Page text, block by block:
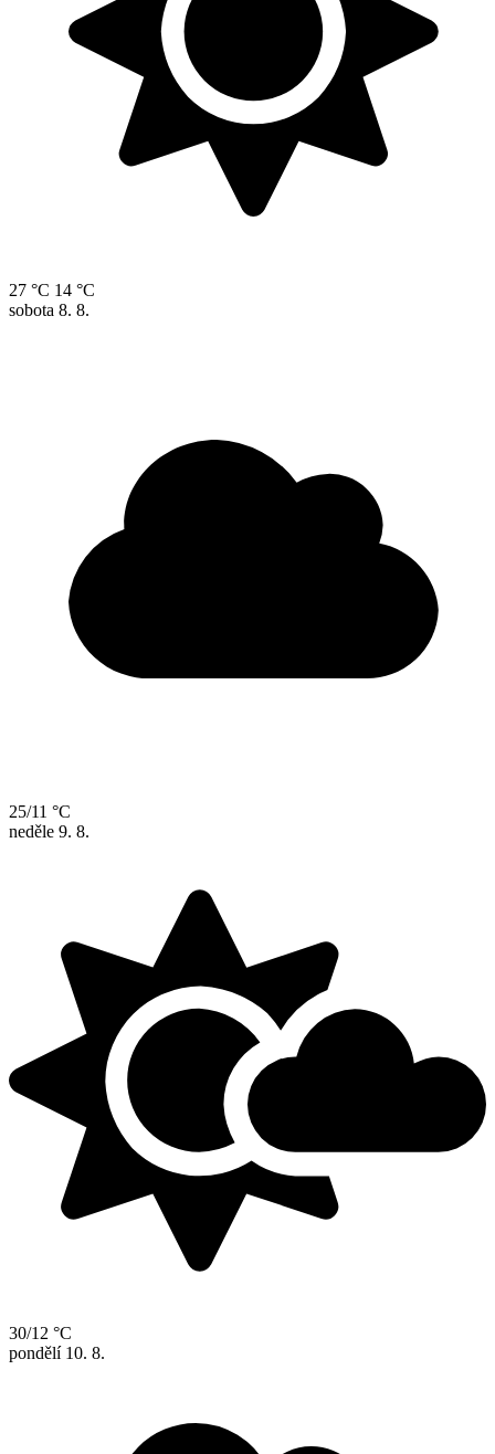
27 °C 14 °C
sobota 8. 8.
25/11 °C
neděle 9. 8.
30/12 °C
pondělí 10. 8.